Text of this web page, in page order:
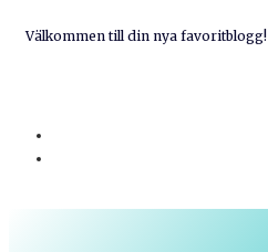
Välkommen till din nya favoritblogg!